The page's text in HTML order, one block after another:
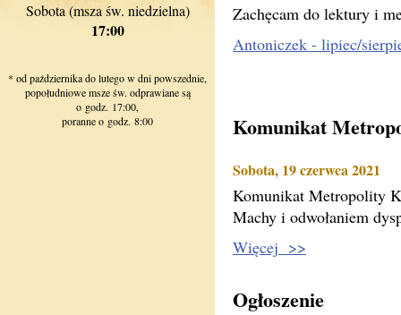
Sobota (msza św. niedzielna)
17:00
* od października do lutego w dni powszednie,
popołudniowe msze św. odprawiane są
o godz. 17:00,
poranne o godz. 8:00
Zachęcam do lektury i
Antoniczek - lipiec/
Komunikat
Sobota, 19 czerwca 2021
Komunikat Metropolity
Machy i odwołaniem
Więcej >>
Ogłoszenie